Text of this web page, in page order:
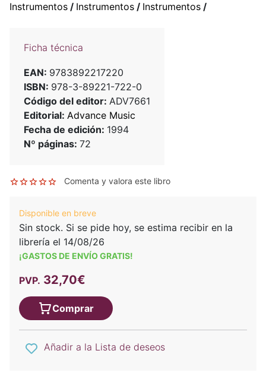
Instrumentos / Instrumentos / Instrumentos /
Ficha técnica
EAN: 9783892217220
ISBN: 978-3-89221-722-0
Código del editor: ADV7661
Editorial: Advance Music
Fecha de edición: 1994
Nº páginas: 72
Comenta y valora este libro
Disponible en breve
Sin stock. Si se pide hoy, se estima recibir en la
librería el 14/08/26
¡GASTOS DE ENVÍO GRATIS!
PVP. 32,70€
Comprar
Añadir a la Lista de deseos